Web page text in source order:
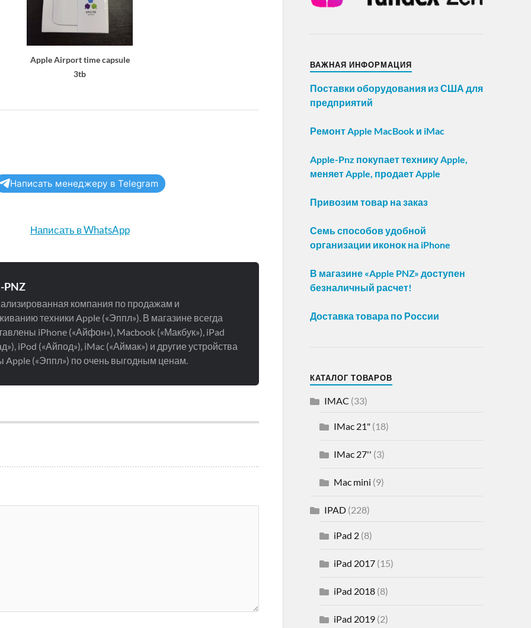
Apple Airport time capsule
3tb
Написать менеджеру в Telegram
Написать в WhatsApp
PNZ
компания по продажам и
техники Apple («Эппл»). В магазине всегда
iPhone («Айфон»), Macbook («Макбук»), iPad
iPod («Айпод»), iMac («Аймак») и другие устройства
(«Эппл») по очень выгодным ценам.
ВАЖНАЯ ИНФОРМАЦИЯ
Поставки оборудования из США для
предприятий
Ремонт Apple MacBook и iMac
Apple-Pnz покупает технику Apple,
меняет Apple, продает Apple
Привозим товар на заказ
Семь способов удобной
организации иконок на iPhone
В магазине «Apple PNZ» доступен
безналичный расчет!
Доставка товара по России
КАТАЛОГ ТОВАРОВ
IMAC (33)
IMac 21"(18)
IMac 27'' (3)
Mac mini (9)
IPAD(228)
iPad 2(8)
iPad 2017(15)
iPad 2018(8)
iPad 2019(2)